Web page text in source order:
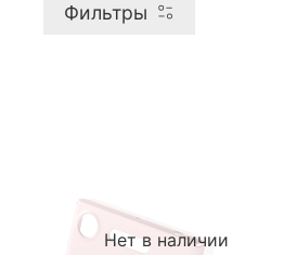
Фильтры
Нет в наличии